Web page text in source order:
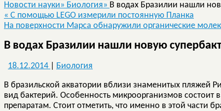
Новости науки» Биология» В водах Бразилии нашли
« C помощью LEGO измерили постоянную Планка
На поверхности Марса обнаружили органические
В водах Бразилии нашли новую
18.12.2014 Биология
В бразильской акватории вблизи знаменитых
вид бактерий. Особенность микроорганизмов состоит
препаратам. Стоит отметить, что именно в этой части